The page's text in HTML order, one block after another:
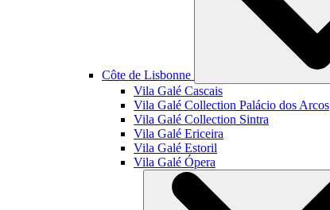
Côte de Lisbonne
Vila Galé Cascais
Vila Galé Collection Palácio dos Arcos
Vila Galé Collection Sintra
Vila Galé Ericeira
Vila Galé Estoril
Vila Galé Ópera